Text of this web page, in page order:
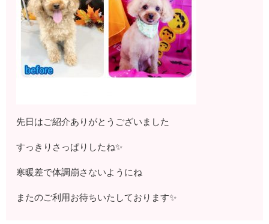
先日はご紹介ありがとうございました
すっきりさっぱりしたね✨
寒暖差で体調崩さないようにね
またのご利用お待ちいたしております✨